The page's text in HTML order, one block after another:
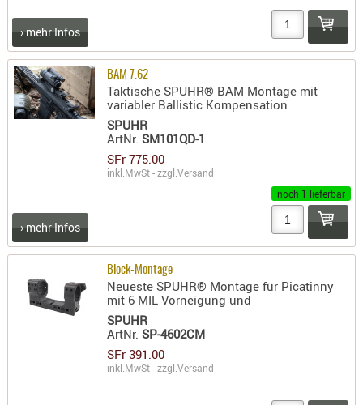
ABZÜGE
BASEN -
-
MAGAZINE
RIEMEN
› mehr Infos
BAM 7.62
Taktische SPUHR® BAM Montage mit
variabler Ballistic Kompensation
SPUHR
ArtNr.SM101QD-1
SFr 775.00
inkl.MwSt - zzgl.Versand
noch 1 lieferbar
› mehr Infos
Block-Montage
Neueste SPUHR® Montage für Picatinny
mit 6 MIL Vorneigung und
SPUHR
ArtNr.SP-4602CM
SFr 391.00
inkl.MwSt - zzgl.Versand